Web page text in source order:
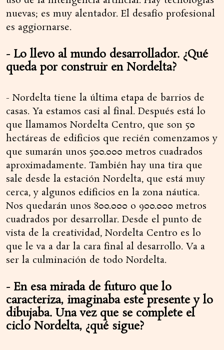
nuevas; es muy alentador. El desafío profesional
es aggiornarse.
- Lo llevo al mundo desarrollador. ¿Qué
queda por construir en Nordelta?
- Nordelta tiene la última etapa de barrios de
casas. Ya estamos casi al final. Después está lo
que llamamos Nordelta Centro, que son 50
hectáreas de edificios que recién comenzamos y
que sumarán unos 500.000 metros cuadrados
aproximadamente. También hay una tira que
sale desde la estación Nordelta, que está muy
cerca, y algunos edificios en la zona náutica.
Nos quedarán unos 800.000 o 900.000 metros
cuadrados por desarrollar. Desde el punto de
vista de la creatividad, Nordelta Centro es lo
que le va a dar la cara final al desarrollo. Va a
ser la culminación de todo Nordelta.
- En esa mirada de futuro que lo
caracteriza, imaginaba este presente y lo
dibujaba. Una vez que se complete el
ciclo Nordelta, ¿qué sigue?